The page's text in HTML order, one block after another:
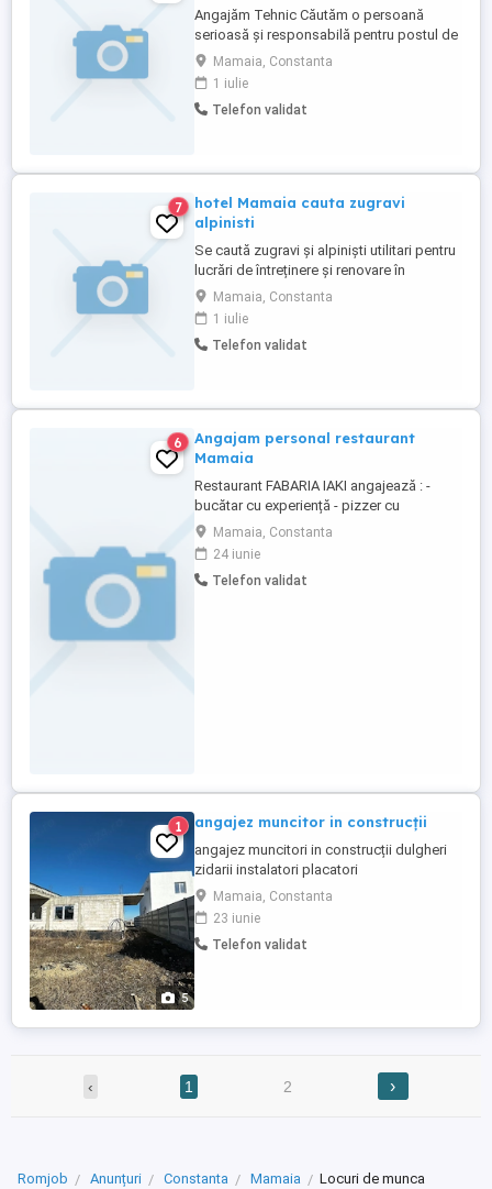
Angajăm Tehnic Căutăm o persoană
serioasă și responsabilă pentru postul de
Tehnic la hotel Ambasador din Mamaia
Responsabilități: Efectuarea lucrărilor de
întreținere a clădirii și echipamentelor;
Efectuarea reparațiilor și remedierea
Mamaia, Constanta
1 iulie
Telefon validat
7
hotel Mamaia cauta zugravi
alpinisti
Se caută zugravi și alpiniști utilitari pentru
lucrări de întreținere și renovare în
domeniul hotelier * Experiență în domeniu
* Seriozitate și atenție la detalii *
Capacitate de lucru în echipă * Pentru
alpiniști: certificat atestat specific
Mamaia, Constanta
1 iulie
Telefon validat
6
Angajam personal restaurant
Mamaia
Restaurant FABARIA IAKI angajează : -
bucătar cu experiență - pizzer cu
experienta Se asigura cazare. - NOOMA
BRASERIE angajeaza : - bucătar linie
autoservire cu experiență (se asigură
cazare) - casier a cu experiență - lucrător
Mamaia, Constanta
24 iunie
Telefon validat
5
1 angajez muncitor in construcții
angajez muncitori in construcții dulgheri
zidarii instalatori placatori
Mamaia, Constanta
23 iunie
Telefon validat
‹ 1 2 ›
Romjob Anunțuri Constanta Mamaia Locuri de munca